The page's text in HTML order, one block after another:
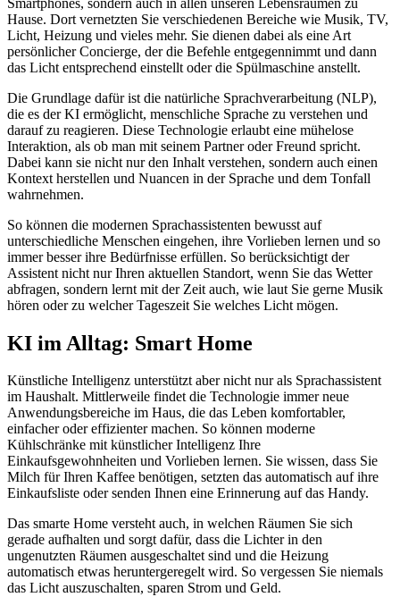
Hause. Dort vernetzten Sie verschiedenen Bereiche wie Musik, TV,
Licht, Heizung und vieles mehr. Sie dienen dabei als eine Art
persönlicher Concierge, der die Befehle entgegennimmt und dann
das Licht entsprechend einstellt oder die Spülmaschine anstellt.
Die Grundlage dafür ist die natürliche Sprachverarbeitung (NLP),
die es der KI ermöglicht, menschliche Sprache zu verstehen und
darauf zu reagieren. Diese Technologie erlaubt eine mühelose
Interaktion, als ob man mit seinem Partner oder Freund spricht.
Dabei kann sie nicht nur den Inhalt verstehen, sondern auch einen
Kontext herstellen und Nuancen in der Sprache und dem Tonfall
wahrnehmen.
So können die modernen Sprachassistenten bewusst auf
unterschiedliche Menschen eingehen, ihre Vorlieben lernen und so
immer besser ihre Bedürfnisse erfüllen. So berücksichtigt der
Assistent nicht nur Ihren aktuellen Standort, wenn Sie das Wetter
abfragen, sondern lernt mit der Zeit auch, wie laut Sie gerne Musik
hören oder zu welcher Tageszeit Sie welches Licht mögen.
KI im Alltag: Smart Home
Künstliche Intelligenz unterstützt aber nicht nur als Sprachassistent
im Haushalt. Mittlerweile findet die Technologie immer neue
Anwendungsbereiche im Haus, die das Leben komfortabler,
einfacher oder effizienter machen. So können moderne
Kühlschränke mit künstlicher Intelligenz Ihre
Einkaufsgewohnheiten und Vorlieben lernen. Sie wissen, dass Sie
Milch für Ihren Kaffee benötigen, setzten das automatisch auf ihre
Einkaufsliste oder senden Ihnen eine Erinnerung auf das Handy.
Das smarte Home versteht auch, in welchen Räumen Sie sich
gerade aufhalten und sorgt dafür, dass die Lichter in den
ungenutzten Räumen ausgeschaltet sind und die Heizung
automatisch etwas heruntergeregelt wird. So vergessen Sie niemals
das Licht auszuschalten, sparen Strom und Geld.